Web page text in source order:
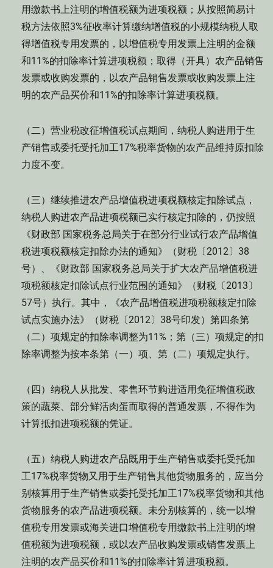
用缴款书上注明的增值税额为进项税额；从按照简易计
税方法依照3%征收率计算缴纳增值税的小规模纳税人取
得增值税专用发票的，以增值税专用发票上注明的金额
和11%的扣除率计算进项税额；取得（开具）农产品销售
发票或收购发票的，以农产品销售发票或收购发票上注
明的农产品买价和11%的扣除率计算进项税额。
（二）营业税改征增值税试点期间，纳税人购进用于生
产销售或委托受托加工17%税率货物的农产品维持原扣除
力度不变。
（三）继续推进农产品增值税进项税额核定扣除试点，
纳税人购进农产品进项税额已实行核定扣除的，仍按照
《财政部 国家税务总局关于在部分行业试行农产品增值
税进项税额核定扣除办法的通知》（财税〔2012〕38
号）、《财政部 国家税务总局关于扩大农产品增值税进
项税额核定扣除试点行业范围的通知》（财税〔2013〕
57号）执行。其中，《农产品增值税进项税额核定扣除
试点实施办法》（财税〔2012〕38号印发）第四条第
（二）项规定的扣除率调整为11%；第（三）项规定的扣
除率调整为按本条第（一）项、第（二）项规定执行。
（四）纳税人从批发、零售环节购进适用免征增值税政
策的蔬菜、部分鲜活肉蛋而取得的普通发票，不得作为
计算抵扣进项税额的凭证。
（五）纳税人购进农产品既用于生产销售或委托受托加
工17%税率货物又用于生产销售其他货物服务的，应当分
别核算用于生产销售或委托受托加工17%税率货物和其他
货物服务的农产品进项税额。未分别核算的，统一以增
值税专用发票或海关进口增值税专用缴款书上注明的增
值税额为进项税额，或以农产品收购发票或销售发票上
注明的农产品买价和11%的扣除率计算进项税额。